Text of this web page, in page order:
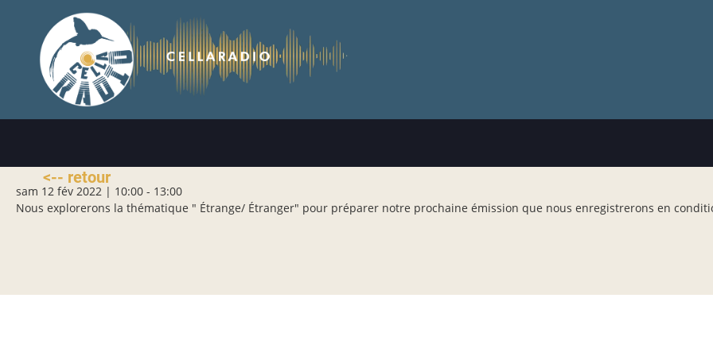
contenu
principal
<-- retour
sam 12 fév 2022 | 10:00 - 13:00
Nous explorerons la thématique " Étrange/ Étranger" pour préparer notre prochaine émission que nous enregistrerons en